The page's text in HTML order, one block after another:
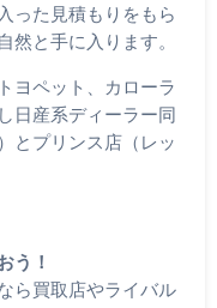
った見積もりをもら
然と手に入ります。
ヨペット、カローラ
日産系ディーラー同
とプリンス店（レッ
う！
ら買取店やライバル